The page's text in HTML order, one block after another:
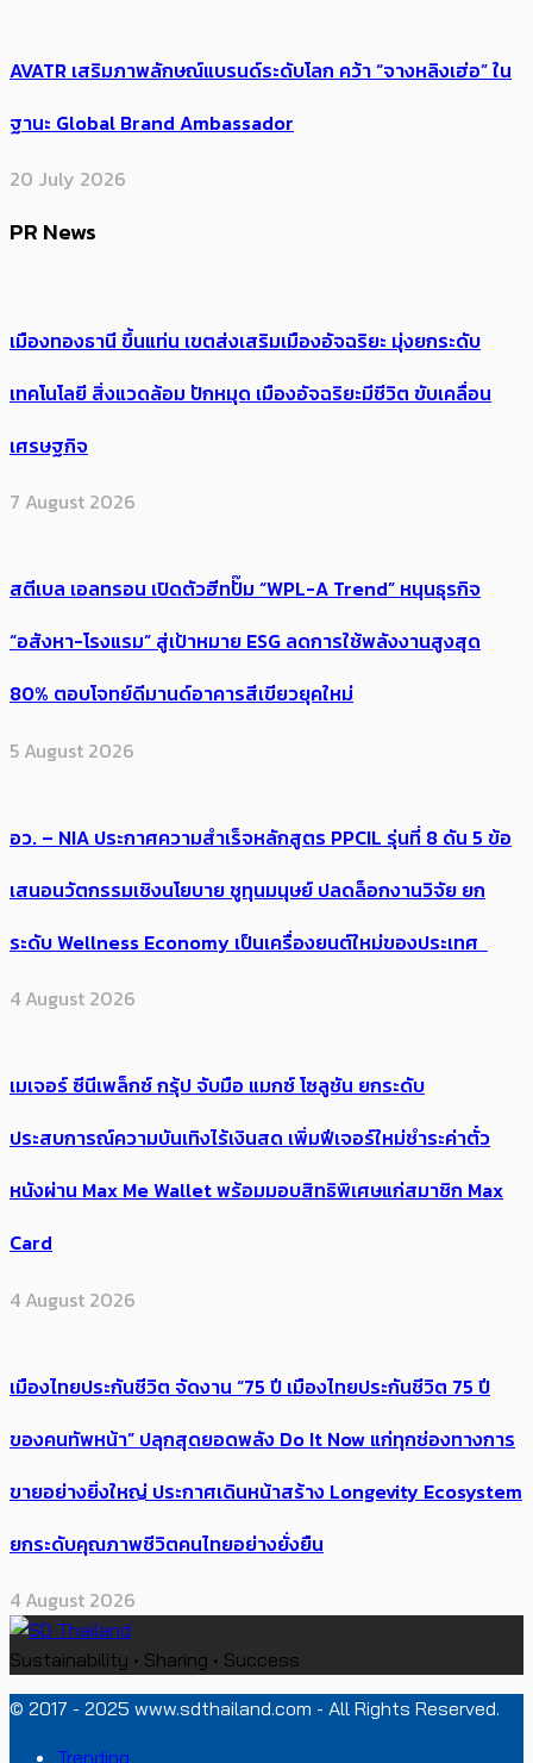
AVATR เสริมภาพลักษณ์แบรนด์ระดับโลก คว้า “จางหลิงเฮ่อ” ใน
ฐานะ Global Brand Ambassador
20 July 2026
PR News
เมืองทองธานี ขึ้นแท่น เขตส่งเสริมเมืองอัจฉริยะ มุ่งยกระดับ
เทคโนโลยี สิ่งแวดล้อม ปักหมุด เมืองอัจฉริยะมีชีวิต ขับเคลื่อน
เศรษฐกิจ
7 August 2026
สตีเบล เอลทรอน เปิดตัวฮีทปั๊ม “WPL-A Trend” หนุนธุรกิจ
“อสังหา-โรงแรม” สู่เป้าหมาย ESG ลดการใช้พลังงานสูงสุด
80% ตอบโจทย์ดีมานด์อาคารสีเขียวยุคใหม่
5 August 2026
อว. – NIA ประกาศความสำเร็จหลักสูตร PPCIL รุ่นที่ 8 ดัน 5 ข้อ
เสนอนวัตกรรมเชิงนโยบาย ชูทุนมนุษย์ ปลดล็อกงานวิจัย ยก
ระดับ Wellness Economy เป็นเครื่องยนต์ใหม่ของประเทศ
4 August 2026
เมเจอร์ ซีนีเพล็กซ์ กรุ้ป จับมือ แมกซ์ โซลูชัน ยกระดับ
ประสบการณ์ความบันเทิงไร้เงินสด เพิ่มฟีเจอร์ใหม่ชำระค่าตั๋ว
หนังผ่าน Max Me Wallet พร้อมมอบสิทธิพิเศษแก่สมาชิก Max
Card
4 August 2026
เมืองไทยประกันชีวิต จัดงาน “75 ปี เมืองไทยประกันชีวิต 75 ปี
ของคนทัพหน้า” ปลุกสุดยอดพลัง Do It Now แก่ทุกช่องทางการ
ขายอย่างยิ่งใหญ่ ประกาศเดินหน้าสร้าง Longevity Ecosystem
ยกระดับคุณภาพชีวิตคนไทยอย่างยั่งยืน
4 August 2026
Sustainability • Sharing • Success
© 2017 - 2025 www.sdthailand.com - All Rights Reserved.
Trending